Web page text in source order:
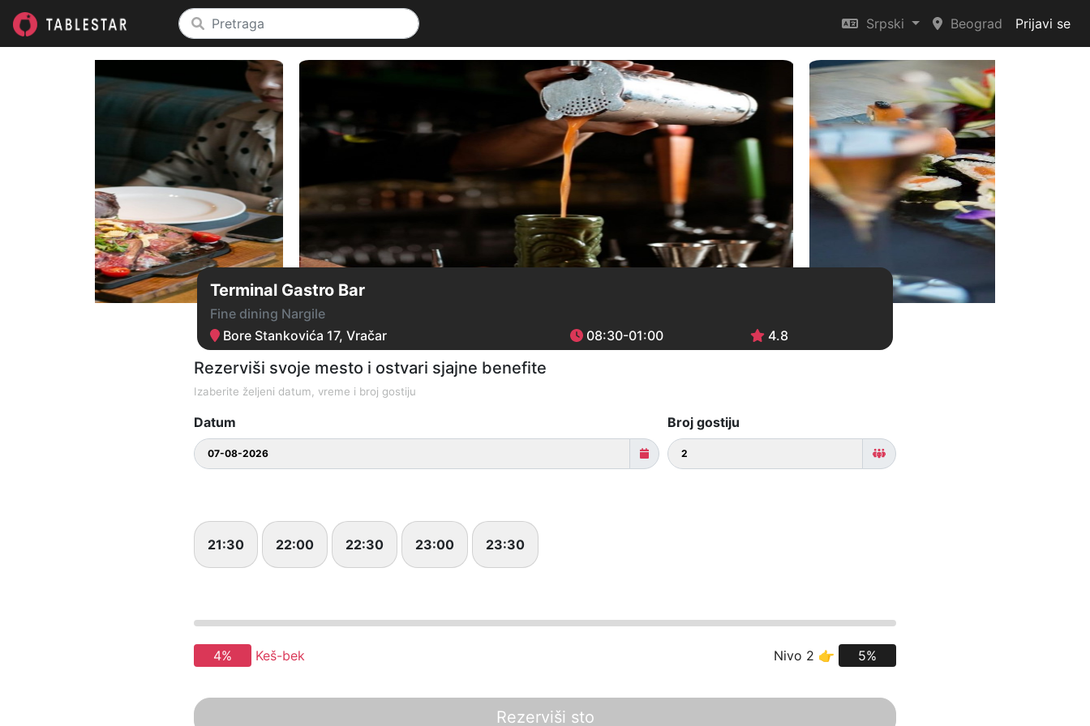
Srpski Beograd Prijavi se
Terminal Gastro Bar
Fine dining Nargile
Bore Stankovića 17, Vračar
08:30-01:00 4.8
Rezerviši svoje mesto i ostvari sjajne benefite
Izaberite željeni datum, vreme i broj gostiju
Datum Broj gostiju
21:30 22:00 22:30 23:00 23:30
4% Keš-bek Nivo 2 👉 5%
Rezerviši sto